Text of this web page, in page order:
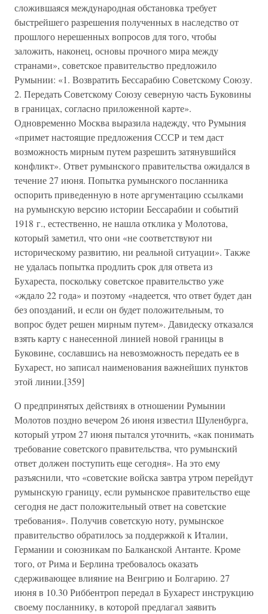
сложившаяся международная обстановка требует
быстрейшего разрешения полученных в наследство от
прошлого нерешенных вопросов для того, чтобы
заложить, наконец, основы прочного мира между
странами», советское правительство предложило
Румынии: «1. Возвратить Бессарабию Советскому Союзу.
2. Передать Советскому Союзу северную часть Буковины
в границах, согласно приложенной карте».
Одновременно Москва выразила надежду, что Румыния
«примет настоящие предложения СССР и тем даст
возможность мирным путем разрешить затянувшийся
конфликт». Ответ румынского правительства ожидался в
течение 27 июня. Попытка румынского посланника
оспорить приведенную в ноте аргументацию ссылками
на румынскую версию истории Бессарабии и событий
1918 г., естественно, не нашла отклика у Молотова,
который заметил, что они «не соответствуют ни
историческому развитию, ни реальной ситуации». Также
не удалась попытка продлить срок для ответа из
Бухареста, поскольку советское правительство уже
«ждало 22 года» и поэтому «надеется, что ответ будет дан
без опозданий, и если он будет положительным, то
вопрос будет решен мирным путем». Давидеску отказался
взять карту с нанесенной линией новой границы в
Буковине, сославшись на невозможность передать ее в
Бухарест, но записал наименования важнейших пунктов
этой линии.[359]
О предпринятых действиях в отношении Румынии
Молотов поздно вечером 26 июня известил Шуленбурга,
который утром 27 июня пытался уточнить, «как понимать
требование советского правительства, что румынский
ответ должен поступить еще сегодня». На это ему
разъяснили, что «советские войска завтра утром перейдут
румынскую границу, если румынское правительство еще
сегодня не даст положительный ответ на советские
требования». Получив советскую ноту, румынское
правительство обратилось за поддержкой к Италии,
Германии и союзникам по Балканской Антанте. Кроме
того, от Рима и Берлина требовалось оказать
сдерживающее влияние на Венгрию и Болгарию. 27
июня в 10.30 Риббентроп передал в Бухарест инструкцию
своему посланнику, в которой предлагал заявить